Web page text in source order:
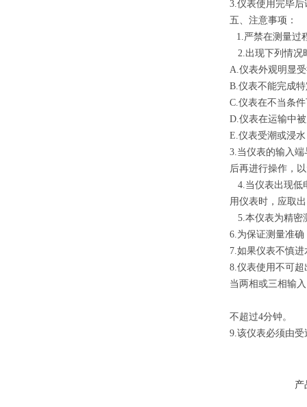
3.仪表使用完毕
五、注意事项：
1.严禁在测量过
2.出现下列情况
A.仪表外观明显
B.仪表不能完成
C.仪表在不当条
D.仪表在运输中
E.仪表受潮或浸水
3.当仪表的输入
后再进行操作，
4.当仪表出现低
用仪表时，应取
5.本仪表为精密
6.为保证测量准
7.如果仪表不慎
8.仪表使用不可
当两相或三相输
不超过4分钟。
9.该仪表必须由
产